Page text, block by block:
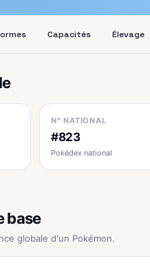
Capacités Élevage
N° NATIONAL
#823
Pokédex national
base
globale d'un Pokémon.